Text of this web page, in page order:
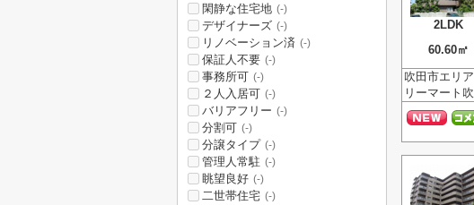
2LDK
60.60㎡
吹田市エリ
リーマート
閑静な住宅地 (-)
デザイナーズ (-)
リノベーション済 (-)
保証人不要 (-)
事務所可 (-)
２人入居可 (-)
バリアフリー (-)
分割可 (-)
分譲タイプ (-)
管理人常駐 (-)
眺望良好 (-)
二世帯住宅 (-)